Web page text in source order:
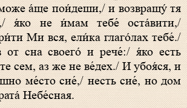
а́ще пои́деши,/ и возвращу́ тя
я́ко не и́мам тебе́ оста́вити,/
Ми вся, ели́ка глаго́лах тебе́./
сна своего́ и рече́:/ я́ко есть
сем, аз же не ве́дех./ И убоя́ся, и
ме́сто сие́,/ несть сие́, но дом
Небе́сная.